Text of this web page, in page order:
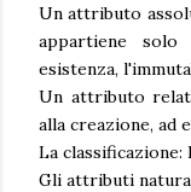
Un attributo
appartiene
esistenza,
Un attributo
alla creazione, ad
La classificazione:
Gli attributi